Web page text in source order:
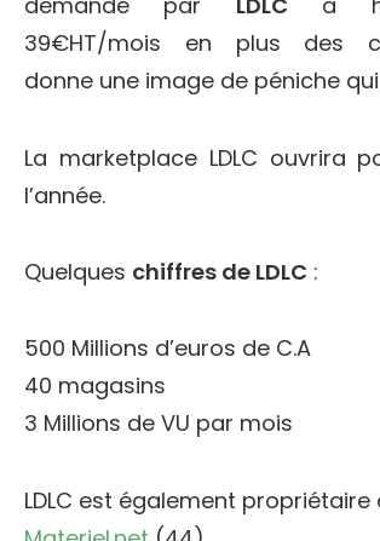
39€HT/mois en plus des
donne une image de péniche qui
La marketplace LDLC ouvrira
l’année.
Quelques chiffres de LDLC :
500 Millions d’euros de C.A
40 magasins
3 Millions de VU par mois
LDLC est également propriétaire